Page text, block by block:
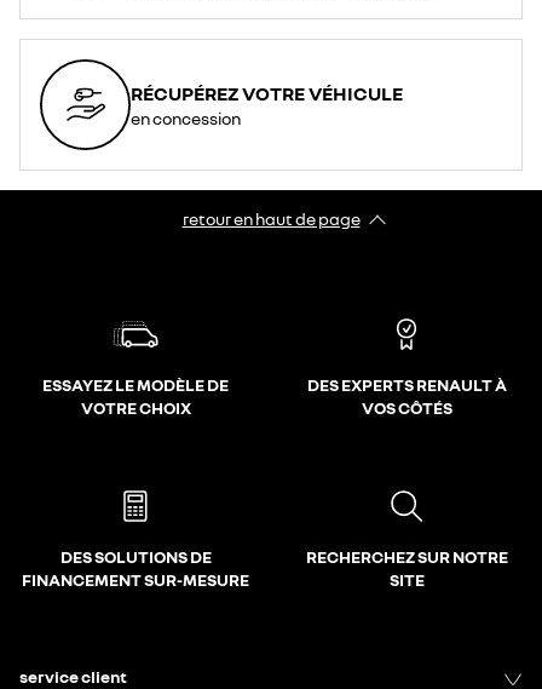
RÉCUPÉREZ VOTRE VÉHICULE
en concession
retour en haut de page​
ESSAYEZ LE MODÈLE DE
VOTRE CHOIX
DES EXPERTS RENAULT À
VOS CÔTÉS
DES SOLUTIONS DE
FINANCEMENT SUR-MESURE
RECHERCHEZ SUR NOTRE
SITE
service client